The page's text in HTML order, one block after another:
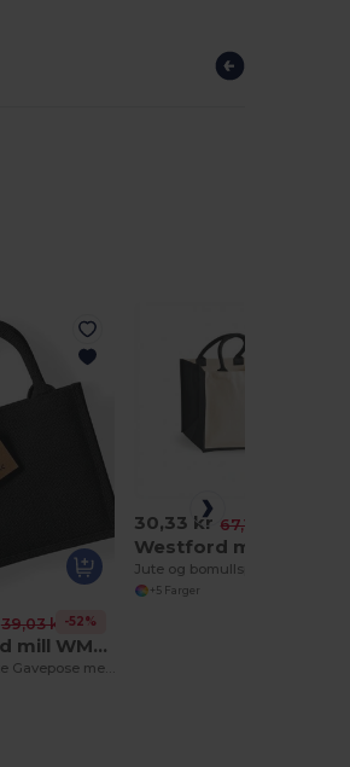
39,03 kr-52%
Westford mill WM412
Naturlig Jute Gavepose med Bomullshåndtak
30,33 kr 67,12 kr
Jute og bomullspose
+5 Farger